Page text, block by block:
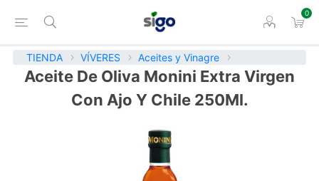
0
TIENDA VÍVERES Aceites y Vinagre
Aceite De Oliva Monini Extra Virgen
Con Ajo Y Chile 250Ml.